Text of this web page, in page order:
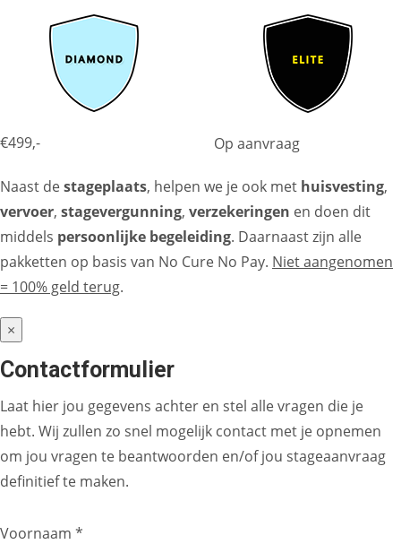
€499,- Op aanvraag
Naast destageplaats, helpen we je ook met huisvesting,
vervoer, stagevergunning, verzekeringen en doen dit
middels persoonlijke begeleiding. Daarnaast zijn alle
pakketten op basis van No Cure No Pay. Niet aangenomen
= 100% geld terug.
×
Contactformulier
Laat hier jou gegevens achter en stel alle vragen die je
hebt. Wij zullen zo snel mogelijk contact met je opnemen
om jou vragen te beantwoorden en/of jou stageaanvraag
definitief te maken.
Voornaam *